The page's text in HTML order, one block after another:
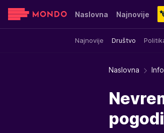
Naslovna Najnovije
Najnovije Društvo
Sensa Stvar ukusa
Naslovna Info